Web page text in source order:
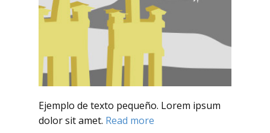
Ejemplo de texto pequeño. Lorem ipsum
dolor sit amet. Read more